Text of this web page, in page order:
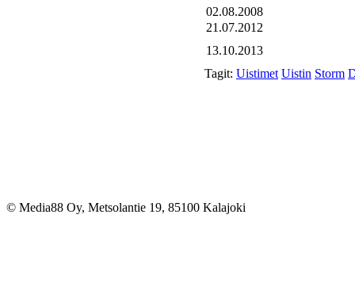
02.08.2008
21.07.2012
13.10.2013
Tagit: Uistimet Uistin Storm
© Media88 Oy, Metsolantie 19, 85100 Kalajoki